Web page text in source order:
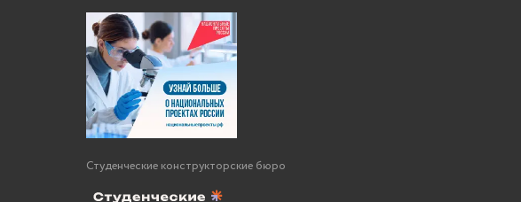
Студенческие конструкторские бюро